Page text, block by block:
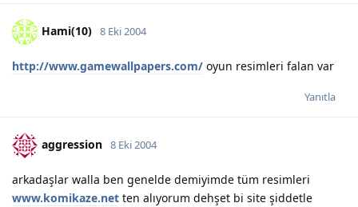
Hami(10) 8 Eki 2004
http://www.gamewallpapers.com/ oyun resimleri falan var
Yanıtla
aggression 8 Eki 2004
arkadaşlar walla ben genelde demiyimde tüm resimleri
www.komikaze.net ten alıyorum dehşet bi site şiddetle